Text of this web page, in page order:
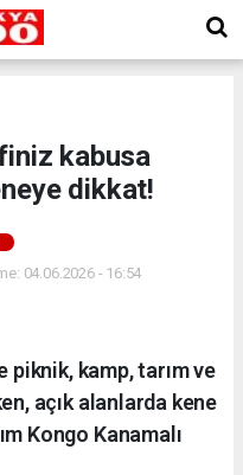
kabusa
dikkat!
04.06.2026 - 16:54
piknik, kamp, tarım ve
açık alanlarda kene
Kongo Kanamalı